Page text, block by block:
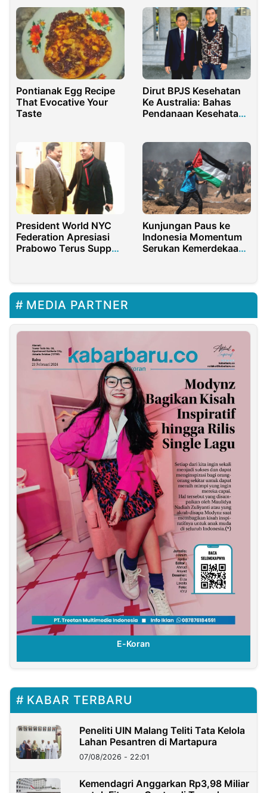
Pontianak Egg Recipe
That Evocative Your
Taste
Dirut BPJS Kesehatan
Ke Australia: Bahas
Pendanaan Kesehatan
President World NYC
Federation Apresiasi
Prabowo Terus Support
Kunjungan Paus ke
Indonesia Momentum
Serukan Kemerdekaan
MEDIA PARTNER
E-Koran
KABAR TERBARU
Peneliti UIN Malang Teliti Tata Kelola
Lahan Pesantren di Martapura
07/08/2026 - 22:01
Kemendagri Anggarkan Rp3,98 Miliar